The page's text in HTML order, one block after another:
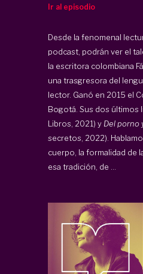
Ir al episodio
Desde la fenomenal
podcast, podrán ver el
la escritora colombiana
una trasgresora del
lector. Ganó en 2015 el
Bogotá. Sus dos últimos
Libros, 2021) y Del porno
secretos, 2022).
cuerpo, la formalidad de
esa tradición, de ...